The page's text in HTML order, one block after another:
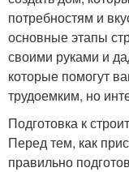
потребностям и
основные этапы
своими руками и
которые помогут
трудоемким, но
Подготовка к
Перед тем, как
правильно